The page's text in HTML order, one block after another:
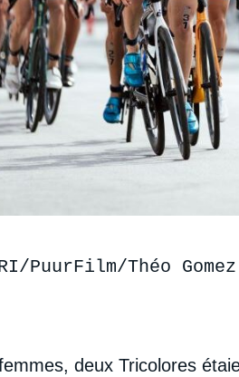
PuurFilm/Théo Gomez
deux Tricolores